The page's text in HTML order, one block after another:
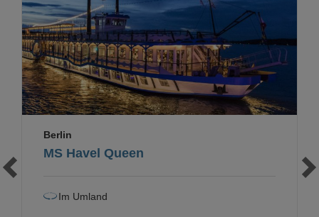
MS Havel Queen
Berlin
Im Umland